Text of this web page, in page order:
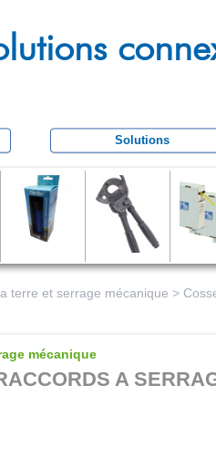
Solutions
terre et serrage mécanique >
mécanique
A